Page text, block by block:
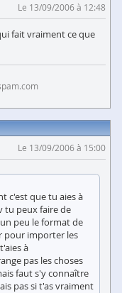
Le 13/09/2006 à 12:48
fait vraiment ce que
Le 13/09/2006 à 15:00
c'est que tu aies à
tu peux faire de
peu le format de
pour importer les
à
pas les choses
faut s'y connaître
pas si t'as vraiment